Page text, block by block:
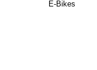
E-Bikes